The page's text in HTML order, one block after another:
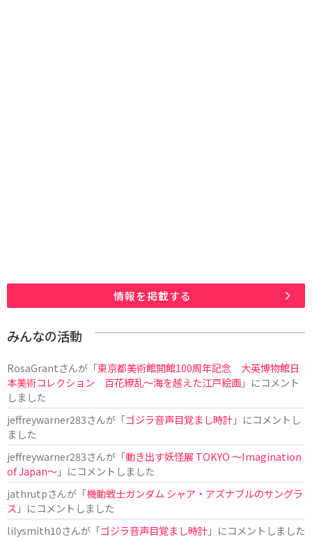
情報を掲載する
みんなの活動
RosaGrantさんが「東京都美術館開館100周年記念 大英博物館日
本美術コレクション 百花繚乱～海を越えた江戸絵画」にコメント
しました
jeffreywarner283さんが「ゴジラ音声目覚まし時計」にコメントし
ました
jeffreywarner283さんが「動き出す妖怪展 TOKYO 〜Imagination
of Japan〜」にコメントしました
jathrutpさんが「機動戦士ガンダム シャア・アズナブルのサングラ
ス 」にコメントしました
lilysmith10さんが「ゴジラ音声目覚まし時計」にコメントしました